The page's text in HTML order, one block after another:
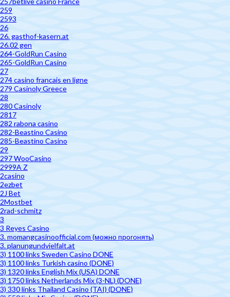
259
2593
26
26. gasthof-kasern.at
26.02 gen
264-GoldRun Casino
265-GoldRun Casino
27
274 casino francais en ligne
279 Casinoly Greece
28
280 Casinoly
2817
282 rabona casino
282-Beastino Casino
285-Beastino Casino
29
297 WooCasino
2999A Z
2casino
2ezbet
2J Bet
2Mostbet
2rad-schmitz
3
3 Reyes Casino
3. momangcasinoofficial.com (можно прогонять)
3. planungundvielfalt.at
3) 1100 links Sweden Casino DONE
3) 1100 links Turkish casino (DONE)
3) 1320 links English Mix (USA) DONE
3) 1750 links Netherlands Mix (3-NL) (DONE)
3) 330 links Thailand Casino (TAI) (DONE)